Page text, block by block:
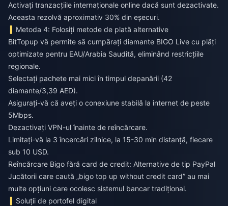
Activați tranzacțiile internaționale online dacă sunt dezactivate.
Aceasta rezolvă aproximativ 30% din eșecuri.
Metoda 4: Folosiți metode de plată alternative
BitTopup vă permite să cumpărați diamante BIGO Live cu plăți
optimizate pentru EAU/Arabia Saudită, eliminând restricțiile
regionale.
Selectați pachete mai mici în timpul depanării (42
diamante/3,39 AED).
Asigurați-vă că aveți o conexiune stabilă la internet de peste
5Mbps.
Dezactivați VPN-ul înainte de reîncărcare.
Limitați-vă la 3 încercări zilnice, la 15-30 min distanță, fiecare
sub 10 USD.
Reîncărcare Bigo fără card de credit: Alternative de tip PayPal
Jucătorii care caută „bigo top up without credit card” au mai
multe opțiuni care ocolesc sistemul bancar tradițional.
Soluții de portofel digital